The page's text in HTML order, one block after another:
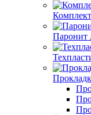
Паронит